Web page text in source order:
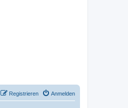
Anmelden
Registrieren